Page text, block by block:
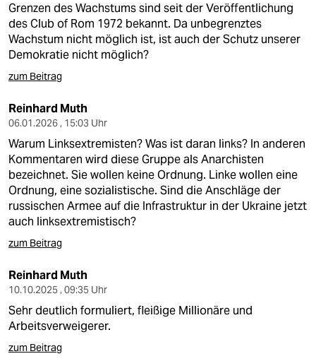
Grenzen des Wachstums sind seit der Veröffentlichung
des Club of Rom 1972 bekannt. Da unbegrenztes
Wachstum nicht möglich ist, ist auch der Schutz unserer
Demokratie nicht möglich?
zum Beitrag
Reinhard Muth
06.01.2026 , 15:03 Uhr
Warum Linksextremisten? Was ist daran links? In anderen
Kommentaren wird diese Gruppe als Anarchisten
bezeichnet. Sie wollen keine Ordnung. Linke wollen eine
Ordnung, eine sozialistische. Sind die Anschläge der
russischen Armee auf die Infrastruktur in der Ukraine jetzt
auch linksextremistisch?
zum Beitrag
Reinhard Muth
10.10.2025 , 09:35 Uhr
Sehr deutlich formuliert, fleißige Millionäre und
Arbeitsverweigerer.
zum Beitrag